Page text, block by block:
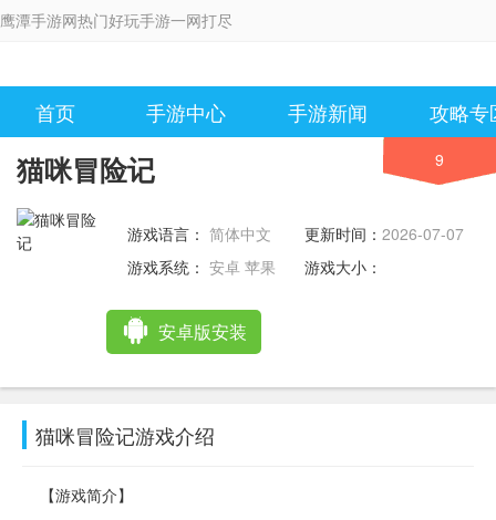
鹰潭手游网热门好玩手游一网打尽
首页 手游中心 手游新闻 攻略专
猫咪冒险记 9
游戏语言： 简体中文 更新时间： 2026-07-07
11:45:06
游戏系统： 安卓 苹果 游戏大小：
安卓版安装
猫咪冒险记游戏介绍
【游戏简介】